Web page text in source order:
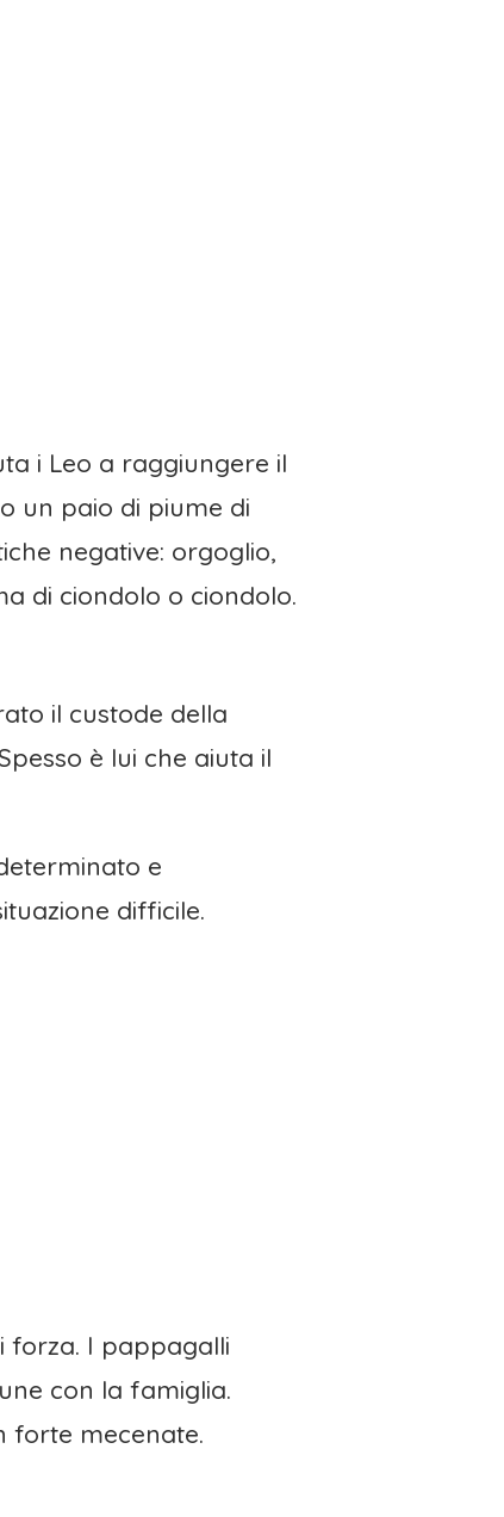
i Leo a raggiungere il
un paio di piume di
negative: orgoglio,
di ciondolo o ciondolo.
il custode della
è lui che aiuta il
e
difficile.
forza. I pappagalli
con la famiglia.
forte mecenate.